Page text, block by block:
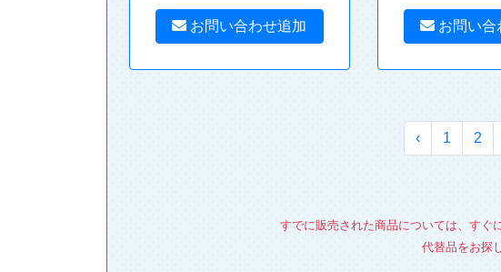
お問い合わせ追加 お問い合
‹ 1 2
すでに販売された商品については、すぐ
代替品をお探